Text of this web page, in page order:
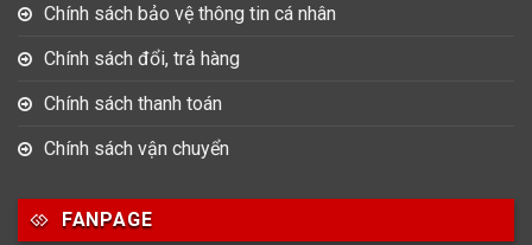
Chính sách bảo vệ thông tin cá nhân
Chính sách đổi, trả hàng
Chính sách thanh toán
Chính sách vận chuyển
FANPAGE